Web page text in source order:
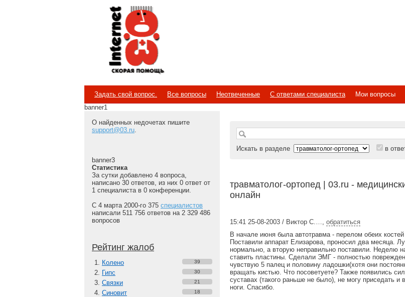
Internet
Скорая помощь
Задать свой вопрос. Все вопросы Неотвеченные С ответами специалиста
Мои вопросы
banner1
О найденных недочетах пишите
support@03.ru.
banner3
Статистика
За сутки добавлено 4 вопроса,
написано 30 ответов, из них 0 ответ от
1 специалиста в 0 конференции.
С 4 марта 2000-го 375 специалистов
написали 511 756 ответов на 2 329 486
вопросов
Рейтинг жалоб
Колено 39
Гипс 30
Связки 21
Синовит 18
Искать в разделе в
травматолог-ортопед | 03.ru -
онлайн
15:41 25-08-2003 / Виктор С.…, обратиться
В начале июня была автотравма - перелом обеих
Поставили аппарат Елизарова, проносил два месяца.
нормально, а вторую неправильно поставили. Неделю
ставить пластины. Сделали ЭМГ - полностью
чувствую 5 палец и половину ладошки(хотя они
вращать кистью. Что посоветуете? Также появились
суставах (такого раньше не было), не могу приседать и
ноги. Спасибо.